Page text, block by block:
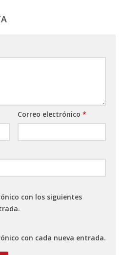
Correo electrónico *
con los siguientes
con cada nueva entrada.